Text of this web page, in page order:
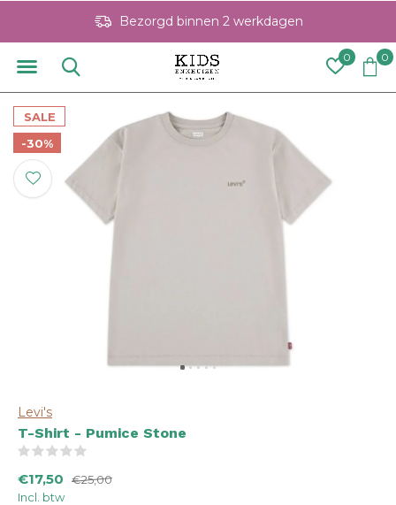
0 0
Bezorgd binnen 2 werkdagen
SALE
-30%
Levi's
T-Shirt - Pumice Stone
€17,50
€25,00
Incl. btw